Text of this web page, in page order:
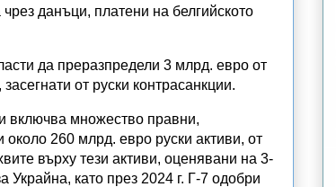
данъци, платени на белгийското
да преразпредели 3 млрд. евро от
от руски контрасанкции.
включва множество правни,
около 260 млрд. евро руски активи, от
върху тези активи, оценявани на 3-
като през 2024 г. Г-7 одобри